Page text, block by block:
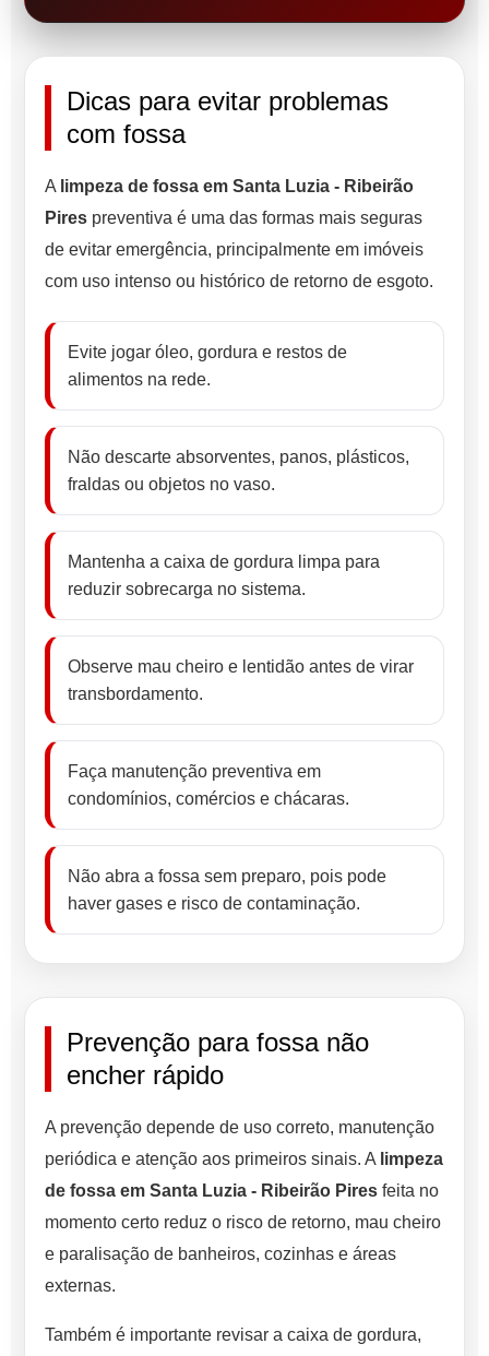
Dicas para evitar problemas
com fossa
A limpeza de fossa em Santa Luzia - Ribeirão
Pires preventiva é uma das formas mais seguras
de evitar emergência, principalmente em imóveis
com uso intenso ou histórico de retorno de esgoto.
Evite jogar óleo, gordura e restos de
alimentos na rede.
Não descarte absorventes, panos, plásticos,
fraldas ou objetos no vaso.
Mantenha a caixa de gordura limpa para
reduzir sobrecarga no sistema.
Observe mau cheiro e lentidão antes de virar
transbordamento.
Faça manutenção preventiva em
condomínios, comércios e chácaras.
Não abra a fossa sem preparo, pois pode
haver gases e risco de contaminação.
Prevenção para fossa não
encher rápido
A prevenção depende de uso correto, manutenção
periódica e atenção aos primeiros sinais. A limpeza
de fossa em Santa Luzia - Ribeirão Pires feita no
momento certo reduz o risco de retorno, mau cheiro
e paralisação de banheiros, cozinhas e áreas
externas.
Também é importante revisar a caixa de gordura,